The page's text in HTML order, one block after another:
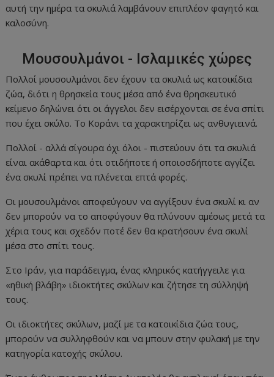
αυτή την ημέρα τα σκυλιά λαμβάνουν επιπλέον φαγητό και
καλοσύνη.
Μουσουλμάνοι - Ισλαμικές χώρες
Πολλοί μουσουλμάνοι δεν έχουν τα σκυλιά ως κατοικίδια
ζώα, διότι η θρησκεία τους μέσα από ένα θρησκευτικό
κείμενο δηλώνει ότι οι άγγελοι δεν εισέρχονται σε ένα σπίτι
που έχει σκύλο. Το Κοράνι τα χαρακτηρίζει ως ανθυγιεινά.
Πολλοί - αλλά σίγουρα όχι όλοι - πιστεύουν ότι τα σκυλιά
είναι ακάθαρτα και ότι οτιδήποτε ή οποιοσδήποτε αγγίζει
ένα σκυλί πρέπει να πλένεται επτά φορές.
Οι μουσουλμάνοι αποφεύγουν να αγγίξουν ένα σκυλί κι αν
δεν μπορούν να το αποφύγουν θα πλύνουν αμέσως μετά τα
χέρια τους και σχεδόν ποτέ δεν θα κρατήσουν ένα σκυλί
μέσα στο σπίτι τους.
Στο Ιράν, για παράδειγμα, ένας κληρικός κατήγγειλε για
«ηθική βλάβη» ιδιοκτήτες σκύλων και ζήτησε τη σύλληψή
τους.
Οι ιδιοκτήτες σκύλων, μαζί με τα κατοικίδια ζώα τους,
μπορούν να συλληφθούν και να μπουν στην φυλακή με την
κατηγορία κατοχής σκύλου.